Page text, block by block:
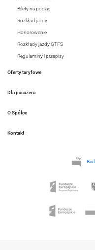
Bilety na pociąg
Rozkład jazdy
Honorowanie
Rozkłady jazdy GTFS
Regulaminy i przepisy
Oferty taryfowe
Dla pasażera
O Spółce
Kontakt